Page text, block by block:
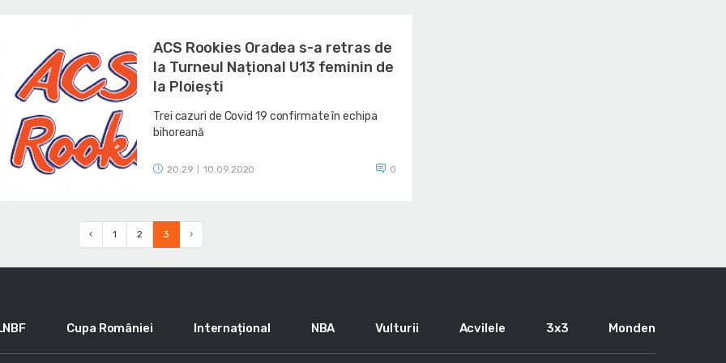
ACS Rookies Oradea s-a retras de
la Turneul Național U13 feminin de
la Ploiești
Trei cazuri de Covid 19 confirmate în echipa
bihoreană
20:29 10.09.2020 0
‹ 1 2 3 ›
Cupa României Internațional NBA Vulturii Acvilele 3x3 Monden